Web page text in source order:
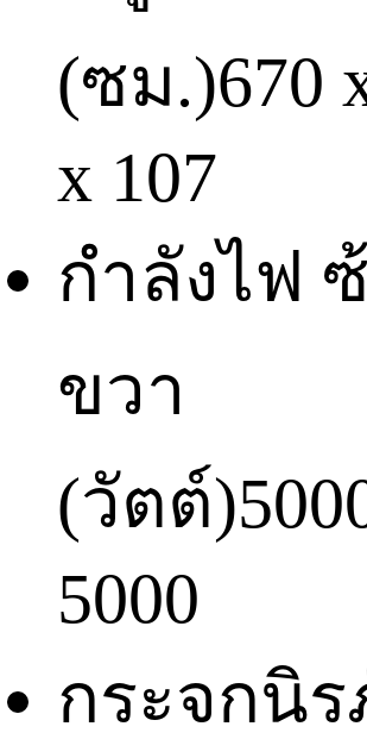
(ซม.)670
x 107
กำลังไฟ
ขวา
(วัตต์)
5000
กระจกนิร